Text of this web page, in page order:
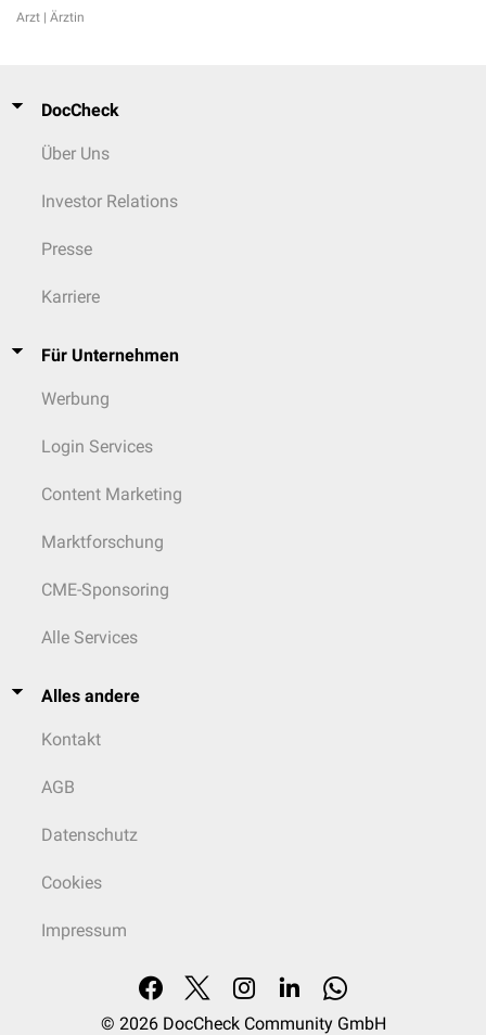
Arzt | Ärztin
DocCheck
Über Uns
Investor Relations
Presse
Karriere
Für Unternehmen
Werbung
Login Services
Content Marketing
Marktforschung
CME-Sponsoring
Alle Services
Alles andere
Kontakt
AGB
Datenschutz
Cookies
Impressum
© 2026 DocCheck Community GmbH